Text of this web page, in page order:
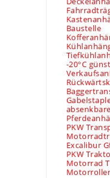
Baustelle
-20°C
PKW
Excalibur
PKW
Motorrad